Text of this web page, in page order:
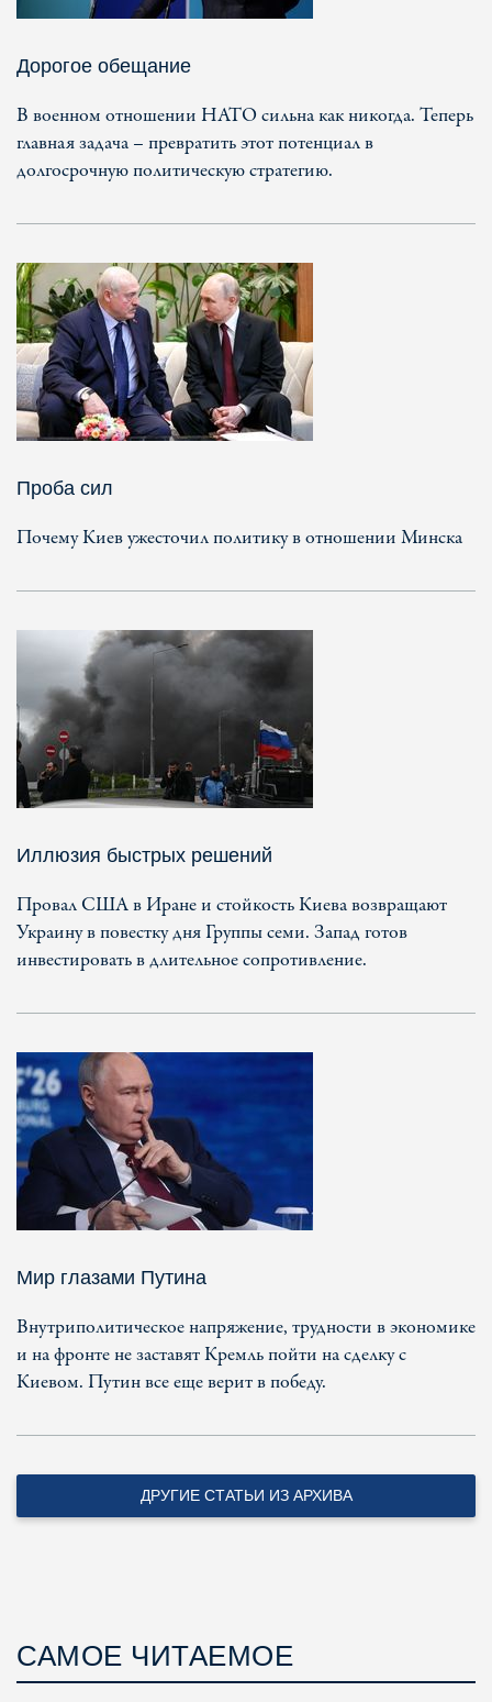
Дорогое обещание
В военном отношении НАТО сильна как никогда. Теперь
главная задача – превратить этот потенциал в
долгосрочную политическую стратегию.
Проба сил
Почему Киев ужесточил политику в отношении Минска
Иллюзия быстрых решений
Провал США в Иране и стойкость Киева возвращают
Украину в повестку дня Группы семи. Запад готов
инвестировать в длительное сопротивление.
Мир глазами Путина
Внутриполитическое напряжение, трудности в экономике
и на фронте не заставят Кремль пойти на сделку с
Киевом. Путин все еще верит в победу.
ДРУГИЕ СТАТЬИ ИЗ АРХИВА
САМОЕ ЧИТАЕМОЕ